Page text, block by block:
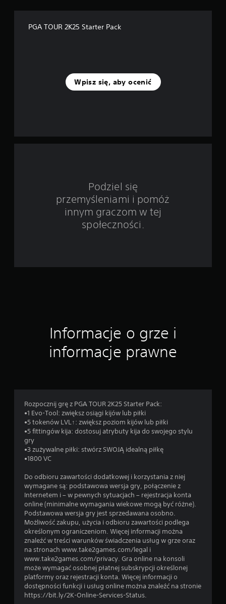
p
i
PGA TOUR 2K25 Starter Pack
Wpisz się, aby ocenić
Podziel się
przemyśleniami i pomóż
innym graczom w tej
społeczności.
Informacje o grze i
informacje prawne
Rozpocznij grę z PGA TOUR 2K25 Starter Pack:
•1 Evo-Tool: zwiększ osiągi kijów lub piłki
•5 tokenów LVL↑: zwiększ poziom kijów lub piłki
•5 fittingów kija: dostosuj atrybuty kija do swojego stylu
gry
•3 zużywalne piłki: stwórz SWOJĄ idealną piłkę
•1800 VC
Do odbioru zawartości dodatkowej i korzystania z niej
wymagane są: podstawowa wersja gry, połączenie z
Internetem i – w pewnych sytuacjach – rejestracja konta
online (minimalne wymagania wiekowe mogą być różne).
Podstawowa wersja gry jest sprzedawana osobno.
Możliwość zakupu, użycia i odbioru zawartości podlega
określonym ograniczeniom. Więcej informacji można
znaleźć w treści warunków świadczenia usług w grze oraz
na stronach www.take2games.com/legal i
www.take2games.com/privacy. Gra online na konsoli
może wymagać osobnej płatnej subskrypcji określonej
platformy oraz rejestracji konta. Więcej informacji o
dostępności funkcji i usług online można znaleźć na stronie
https://bit.ly/2K-Online-Services-Status.